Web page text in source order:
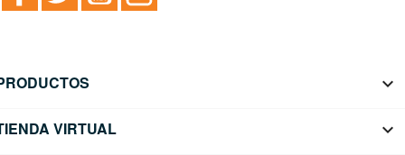

VIRTUAL 